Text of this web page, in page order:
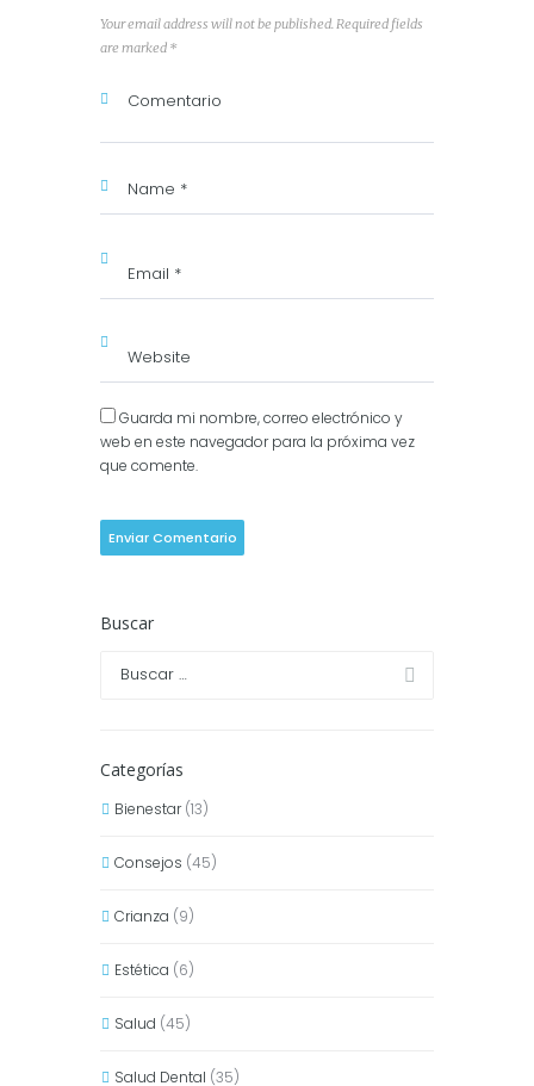
Your email address will not be published. Required fields
are marked *
Guarda mi nombre, correo electrónico y
web en este navegador para la próxima vez
que comente.
Buscar
Categorías
Bienestar(13)
Consejos (45)
Crianza (9)
Estética (6)
Salud (45)
Salud Dental (35)